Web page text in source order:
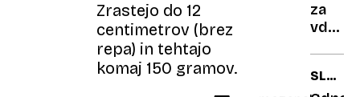
Zrastejo do 12
centimetrov (brez
repa) in tehtajo
komaj 150 gramov.
pravijo
na
za
Komu
AVTO